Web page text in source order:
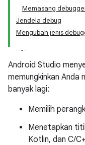
Memasang
Jendela debug
Mengubah jenis
Android Studio
memungkinkan Anda
banyak lagi:
Memilih
Menetapkan
Kotlin, dan C/